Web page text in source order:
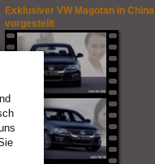
Exklusiver VW Magotan in China
vorgestellt